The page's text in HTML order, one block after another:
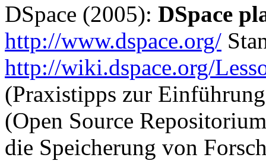
DSpace (2005): DSpace
http://www.dspace.org/
http://wiki.dspace.org/
(Praxistipps zur
(Open Source
die Speicherung von